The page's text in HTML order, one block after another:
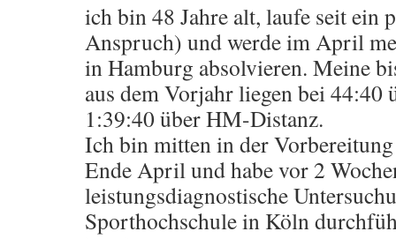
ich bin 48 Jahre alt, laufe seit ein
Anspruch) und werde im April
in Hamburg absolvieren. Meine
aus dem Vorjahr liegen bei 44:40
1:39:40 über HM-Distanz.
Ich bin mitten in der
Ende April und habe vor 2
leistungsdiagnostische
Sporthochschule in Köln